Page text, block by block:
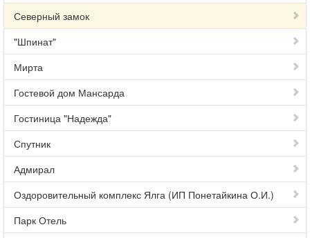
Северный замок
"Шпинат"
Мирта
Гостевой дом Мансарда
Гостиница "Надежда"
Спутник
Адмирал
Оздоровительный комплекс Ялга (ИП Понетайкина О.И.)
Парк Отель